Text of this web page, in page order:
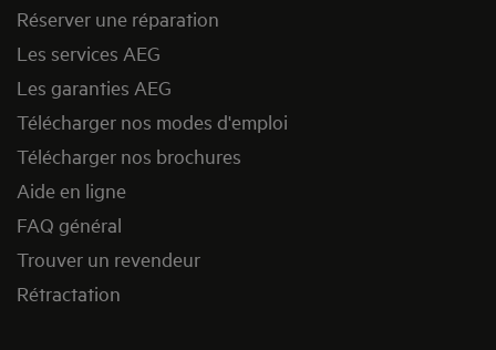
Réserver une réparation
Les services AEG
Les garanties AEG
Télécharger nos modes d'emploi
Télécharger nos brochures
Aide en ligne
FAQ général
Trouver un revendeur
Rétractation